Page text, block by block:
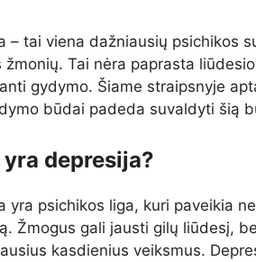
– tai viena dažniausių psichikos
žmonių. Tai nėra paprasta
gydymo. Šiame straipsnyje
būdai padeda suvaldyti šią
yra depresija?
yra psichikos liga, kuri paveikia
Žmogus gali jausti gilų liūdesį,
kasdienius veiksmus.